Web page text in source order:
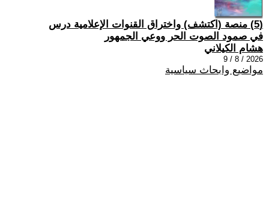
(5) منصة (اكتشف) واختراق القنوات الإعلامية درس
في صمود الصوت الحر ووعي الجمهور
هشام الكيلاني
2026 / 8 / 9
مواضيع وابحاث سياسية